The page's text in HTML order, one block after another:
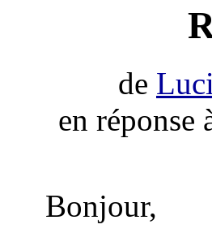
de
en réponse
Bonjour,